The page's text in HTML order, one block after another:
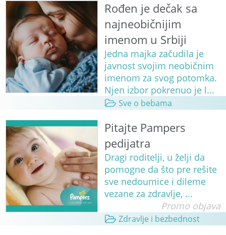
Rođen je dečak sa
najneobičnijim
imenom u Srbiji
Jedna majka začudila je
javnost svojim neobičnim
imenom za svog potomka.
Njen izbor pokrenuo je l...
Sve o bebama
Pitajte Pampers
pedijatra
Dragi roditelji, u želji da
pomogne da što pre rešite
sve nedoumice i dileme
vezane za zdravlje, ...
Promo objava
Zdravlje i bezbednost